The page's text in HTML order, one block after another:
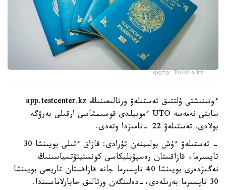
Фото: Polisia.kz
ءوتىنىشتى ۇلتتىق تەستىلەۋ ورتالىعىنىڭ app.testcenter.kz
سايتى نەمەسە UTO ءموبيلدى قوسىمشاسى ارقىلى بەرۋگە
بولادى. تەستىلەۋ 22 -تامىزدا وتەدى.
- تەستىلەۋ ءۇش بولىمنەن تۇرادى: قازاق ءتىلى بويىنشا 30
تاپسىرما، قازاقستان رەسپۋبليكاسى كونستيتۋتسياسىنىڭ
نەگىزدەرى بويىنشا 40 تاپسىرما جانە قازاقستان تاريحى بويىنشا
30 تاپسىرما بەرىلەدى،-دەلىنگەن ورتالىق حابارلاماسىندا.